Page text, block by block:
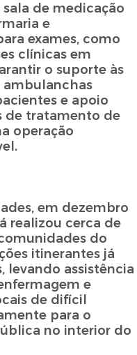
de medicação
e
exames, como
clínicas em
o suporte às
ambulanchas
e apoio
de tratamento de
operação
em dezembro
realizou cerca de
do
itinerantes já
levando assistência
e
de difícil
para o
no interior do